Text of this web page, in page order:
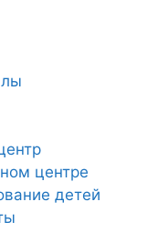
центре
детей